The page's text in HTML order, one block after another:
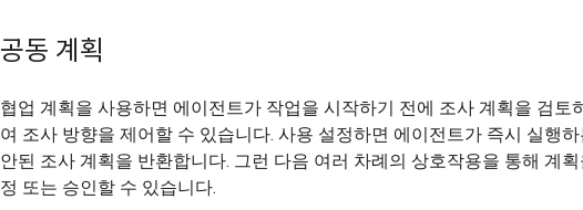
공동 계획
협업 계획을 사용하면 에이전트가 작업을 시작하기 전에 조사 계획을 검토
여 조사 방향을 제어할 수 있습니다. 사용 설정하면 에이전트가 즉시 실행하
안된 조사 계획을 반환합니다. 그런 다음 여러 차례의 상호작용을 통해 계획
정 또는 승인할 수 있습니다.